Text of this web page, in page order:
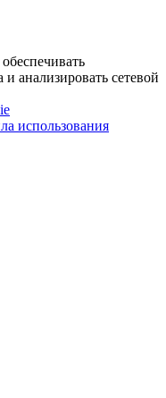
анализировать сетевой
использования